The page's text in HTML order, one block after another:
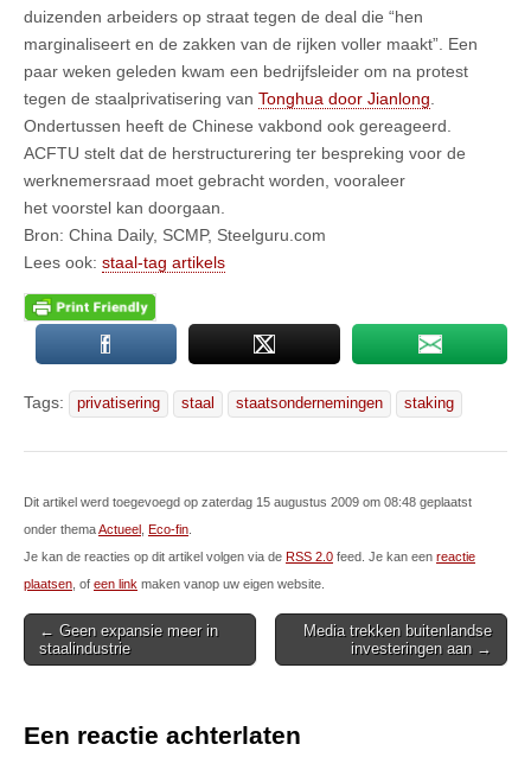
duizenden arbeiders op straat tegen de deal die “hen
marginaliseert en de zakken van de rijken voller maakt”. Een
paar weken geleden kwam een bedrijfsleider om na protest
tegen de staalprivatisering van Tonghua door Jianlong
Ondertussen heeft de Chinese vakbond ook gereageerd.
ACFTU stelt dat de herstructurering ter bespreking voor de
werknemersraad moet gebracht worden, vooraleer
het voorstel kan doorgaan.
Bron: China Daily, SCMP, Steelguru.com
Lees ook: staal-tag artikels
Tags: privatisering staal staatsondernemingen staking
Dit artikel werd toegevoegd op zaterdag 15 augustus 2009 om 08:48 geplaatst
onder themaActueel Eco-fin
Je kan de reacties op dit artikel volgen via de RSS 2.0 feed. Je kan een reactie
plaatsen , of een link maken vanop uw eigen website.
Post
navigation
← Geen expansie meer in
staalindustrie
Media trekken buitenlandse
investeringen aan →
Een reactie achterlaten